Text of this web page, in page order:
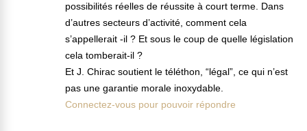
possibilités réelles de réussite à court terme. Dans
d’autres secteurs d’activité, comment cela
s’appellerait -il ? Et sous le coup de quelle législation
cela tomberait-il ?
Et J. Chirac soutient le téléthon, “légal”, ce qui n’est
pas une garantie morale inoxydable.
Connectez-vous pour pouvoir répondre